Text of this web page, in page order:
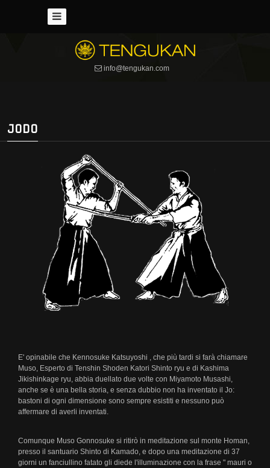
Armi
Armatura
Maestri
Storia
TSKSR
Armi
Bojutsu
Naginatajutsu
Sojutsu
/
Kodachi
info@tengukan.com
JODO
E' opinabile che Kennosuke Katsuyoshi , che più tardi si farà chiamare
Muso, Esperto di Tenshin Shoden Katori Shinto ryu e di Kashima
Jikishinkage ryu, abbia duellato due volte con Miyamoto Musashi,
anche se è una bella storia, e senza dubbio non ha inventato il Jo:
bastoni di ogni dimensione sono sempre esistiti e nessuno può
affermare di averli inventati.
Comunque Muso Gonnosuke si ritirò in meditazione sul monte Homan,
presso il santuario Shinto di Kamado, e dopo una meditazione di 37
giorni un fanciullino fatato gli diede l'illuminazione con la frase " mauri o